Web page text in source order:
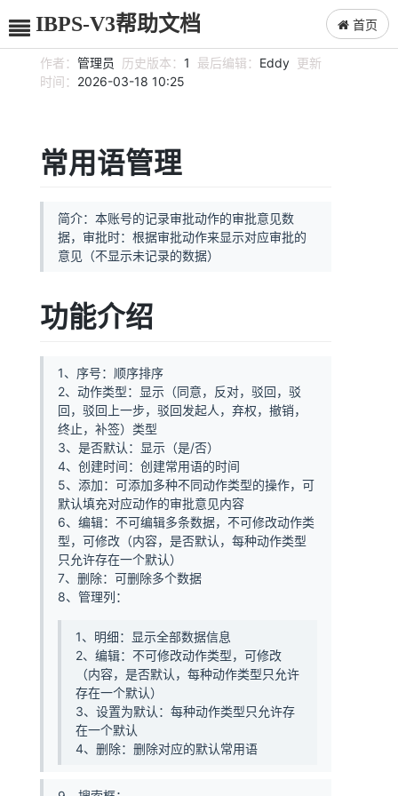
IBPS-V3帮助文档 首页
作者： 管理员 历史版本： 1 最后编辑： Eddy 更新
时间： 2026-03-18 10:25
常用语管理
简介：本账号的记录审批动作的审批意见数
据，审批时：根据审批动作来显示对应审批的
意见（不显示未记录的数据）
功能介绍
1、序号：顺序排序
2、动作类型：显示（同意，反对，驳回，驳
回，驳回上一步，驳回发起人，弃权，撤销，
终止，补签）类型
3、是否默认：显示（是/否）
4、创建时间：创建常用语的时间
5、添加：可添加多种不同动作类型的操作，可
默认填充对应动作的审批意见内容
6、编辑：不可编辑多条数据，不可修改动作类
型，可修改（内容，是否默认，每种动作类型
只允许存在一个默认）
7、删除：可删除多个数据
8、管理列：
1、明细：显示全部数据信息
2、编辑：不可修改动作类型，可修改
（内容，是否默认，每种动作类型只允许
存在一个默认）
3、设置为默认：每种动作类型只允许存
在一个默认
4、删除：删除对应的默认常用语